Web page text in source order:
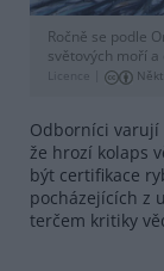
Ročně se podle
světových moří
Licence |
Odborníci
že hrozí kolaps
být certifikace
pocházejících z
terčem kritiky